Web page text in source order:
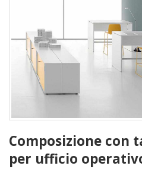
Composizione con
per ufficio